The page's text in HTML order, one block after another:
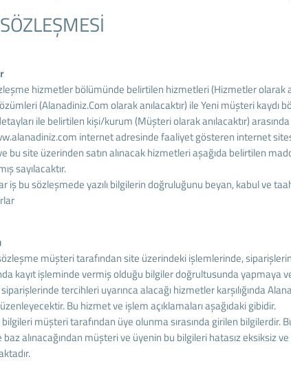
hizmetler bölümünde belirtilen hizmetleri (Hizmetler olarak
(Alanadiniz.Com olarak anılacaktır) ile Yeni müşteri kaydı
ile belirtilen kişi/kurum (Müşteri olarak anılacaktır)
internet adresinde faaliyet gösteren internet
bu site üzerinden satın alınacak hizmetleri aşağıda belirtilen
sayılacaktır.
iş bu sözleşmede yazılı bilgilerin doğruluğunu beyan, kabul ve
müşteri tarafından site üzerindeki işlemlerinde,
kayıt işleminde vermiş olduğu bilgiler doğrultusunda yapmaya
tercihleri uyarınca alacağı hizmetler karşılığında
Bu hizmet ve işlem açıklamaları aşağıdaki gibidir.
müşteri tarafından üye olunma sırasında girilen bilgilerdir.
alınacağından müşteri ve üyenin bu bilgileri hatasız eksiksiz